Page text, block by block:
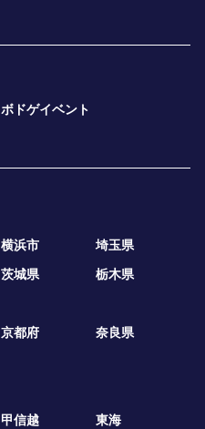
ボドゲイベント
横浜市
埼玉県
茨城県 栃木県
京都府
奈良県
甲信越
東海